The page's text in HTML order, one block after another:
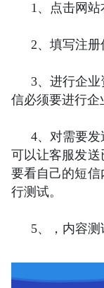
1、点击网
2、填写注
3、进行企
信必须要进行企
4、对需要发
可以让客服发
要看自己的短
行测试。
5、，内容